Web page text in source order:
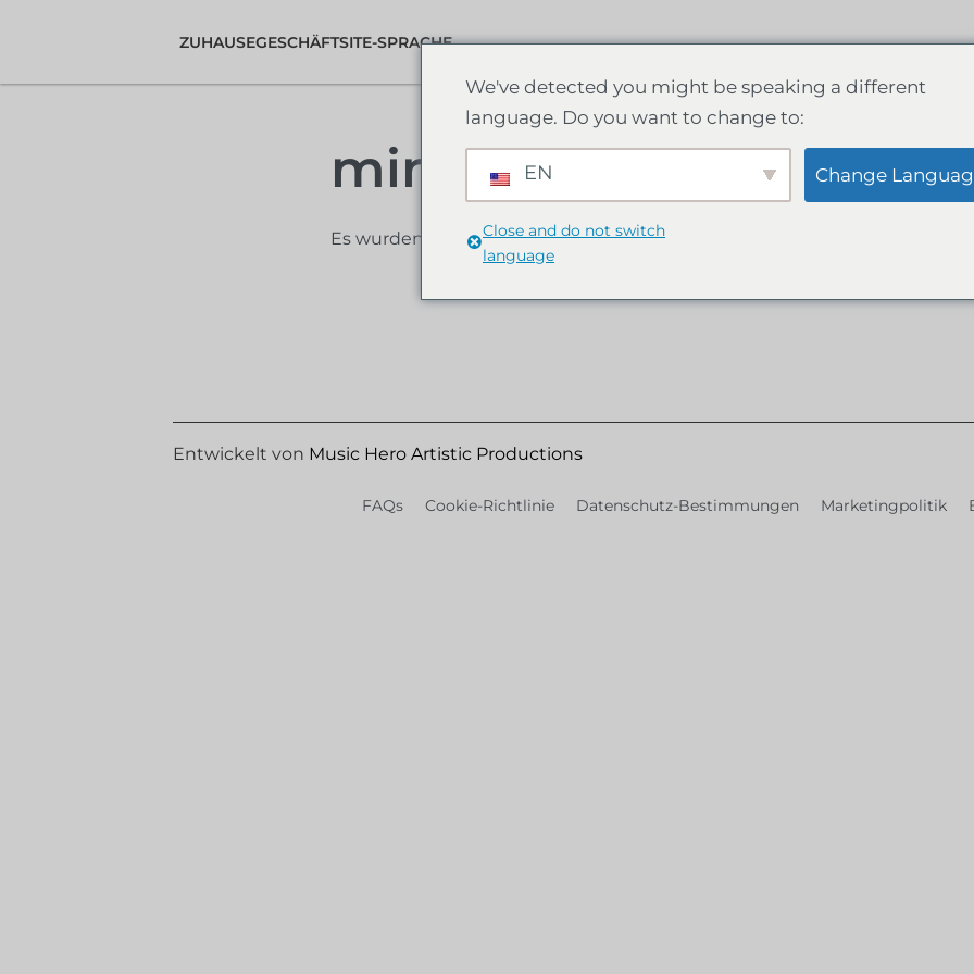
ZUHAUSEGESCHÄFTSITE-SPRACHE
minas
Es wurden keine Produkte gefunden, die Ihrer Auswahl entsprechen.
Entwickelt von Music Hero Artistic Productions
FAQs Cookie-Richtlinie Datenschutz-Bestimmungen Marketingpolitik
We've detected you might be speaking a different
language. Do you want to change to:
EN Change
Close and do not switch
language